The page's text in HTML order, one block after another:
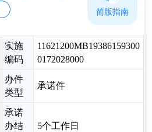
实施
编码
11621200MB19386159300
0172028000
办件
类型
承诺件
承诺
办结
5个工作日
简版指南